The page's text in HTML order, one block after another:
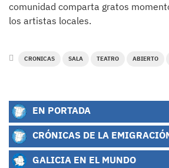
comunidad comparta gratos
los artistas locales.
CRONICAS SALA TEATRO ABIERTO
EN PORTADA
CRÓNICAS DE LA
GALICIA EN EL MUNDO